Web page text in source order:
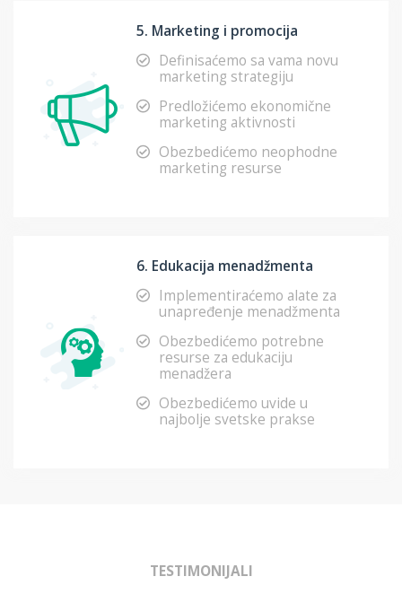
5. Marketing i promocija
Definisaćemo sa vama novu
marketing strategiju
Predložićemo ekonomične
marketing aktivnosti
Obezbedićemo neophodne
marketing resurse
6. Edukacija menadžmenta
Implementiraćemo alate za
unapređenje menadžmenta
Obezbedićemo potrebne
resurse za edukaciju
menadžera
Obezbedićemo uvide u
najbolje svetske prakse
TESTIMONIJALI